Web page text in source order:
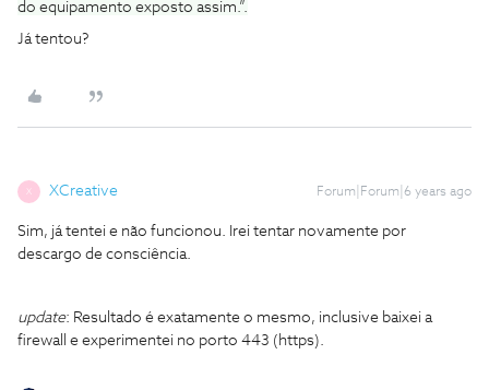
do equipamento exposto assim.”.
Já tentou?
X XCreative Forum|Forum|6 years ago
Sim, já tentei e não funcionou. Irei tentar novamente por
descargo de consciência.
update: Resultado é exatamente o mesmo, inclusive baixei a
firewall e experimentei no porto 443 (https).